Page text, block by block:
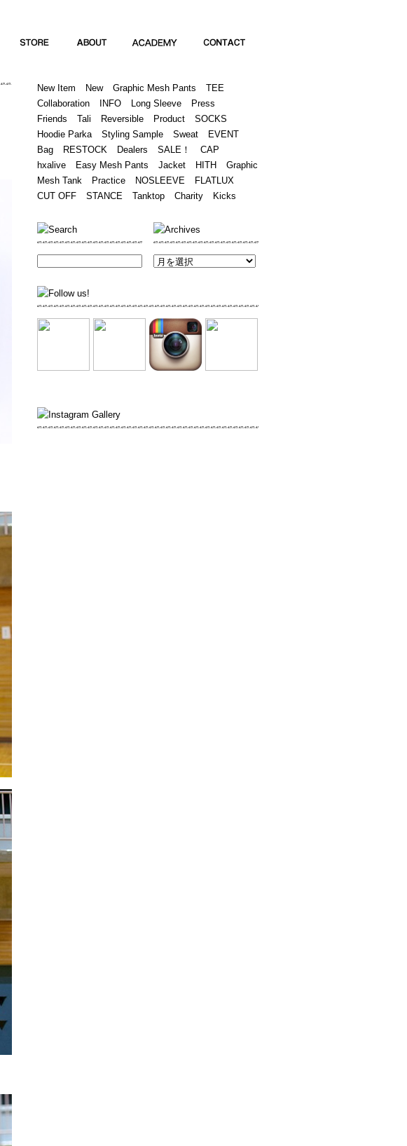
New Item New Graphic Mesh Pants
TEE
Collaboration
INFO Long Sleeve
Press
Friends
Tali Reversible Product
SOCKS
Hoodie Parka
Styling Sample Sweat
EVENT
Bag
RESTOCK Dealers SALE！
CAP
hxalive
Easy Mesh Pants Jacket HITH
Graphic
Mesh Tank
Practice NOSLEEVE
FLATLUX
CUT OFF
STANCE Tanktop Charity Kicks